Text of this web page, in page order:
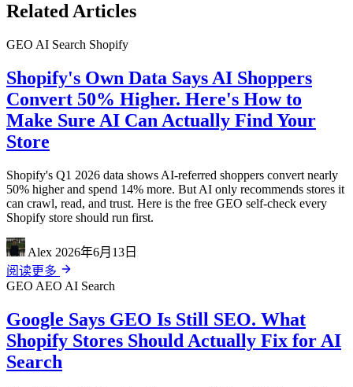
Related Articles
GEO AI Search Shopify
Shopify's Own Data Says AI Shoppers
Convert 50% Higher. Here's How to
Make Sure AI Can Actually Find Your
Store
Shopify's Q1 2026 data shows AI-referred shoppers convert nearly
50% higher and spend 14% more. But AI only recommends stores it
can crawl, read, and trust. Here is the free GEO self-check every
Shopify store should run first.
Alex 2026年6月13日
阅读更多
GEO AEO AI Search
Google Says GEO Is Still SEO. What
Shopify Stores Should Actually Fix for AI
Search